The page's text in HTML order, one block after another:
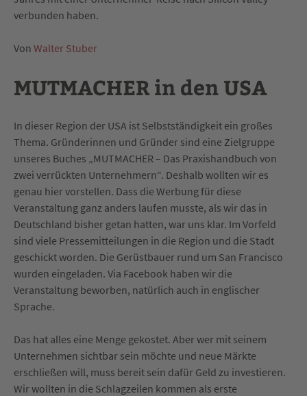
verbunden haben.
Von Walter Stuber
MUTMACHER in den USA
In dieser Region der USA ist Selbstständigkeit ein großes
Thema. Gründerinnen und Gründer sind eine Zielgruppe
unseres Buches „MUTMACHER – Das Praxishandbuch von
zwei verrückten Unternehmern“. Deshalb wollten wir es
genau hier vorstellen. Dass die Werbung für diese
Veranstaltung ganz anders laufen musste, als wir das in
Deutschland bisher getan hatten, war uns klar. Im Vorfeld
sind viele Pressemitteilungen in die Region und die Stadt
geschickt worden. Die Gerüstbauer rund um San Francisco
wurden eingeladen. Via Facebook haben wir die
Veranstaltung beworben, natürlich auch in englischer
Sprache.
Das hat alles eine Menge gekostet. Aber wer mit seinem
Unternehmen sichtbar sein möchte und neue Märkte
erschließen will, muss bereit sein dafür Geld zu investieren.
Wir wollten in die Schlagzeilen kommen als erste